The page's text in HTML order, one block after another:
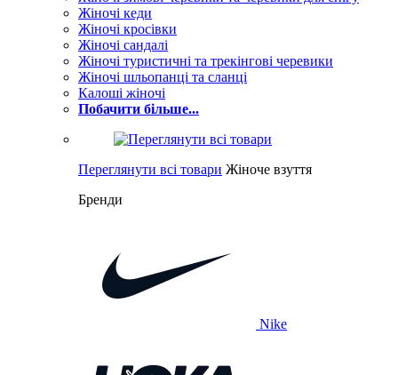
Жіночі кеди
Жіночі кросівки
Жіночі сандалі
Жіночі туристичні та трекінгові черевики
Жіночі шльопанці та сланці
Калоші жіночі
Побачити більше...
Переглянути всі товари Жіноче взуття
Бренди
Nike